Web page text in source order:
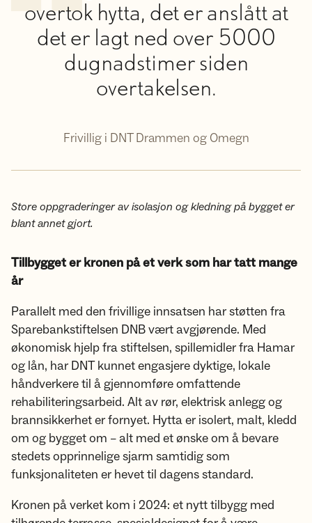
overtok hytta, det er anslått at
det er lagt ned over 5000
dugnadstimer siden
overtakelsen.
Frivillig i DNT Drammen og Omegn
Store oppgraderinger av isolasjon og kledning på bygget er
blant annet gjort.
Tillbygget er kronen på et verk som har tatt mange
år
Parallelt med den frivillige innsatsen har støtten fra
Sparebankstiftelsen DNB vært avgjørende. Med
økonomisk hjelp fra stiftelsen, spillemidler fra Hamar
og lån, har DNT kunnet engasjere dyktige, lokale
håndverkere til å gjennomføre omfattende
rehabiliteringsarbeid. Alt av rør, elektrisk anlegg og
brannsikkerhet er fornyet. Hytta er isolert, malt, kledd
om og bygget om – alt med et ønske om å bevare
stedets opprinnelige sjarm samtidig som
funksjonaliteten er hevet til dagens standard.
Kronen på verket kom i 2024: et nytt tilbygg med